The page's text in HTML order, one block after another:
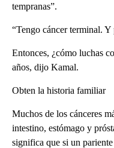
tempranas”.
“Tengo cáncer terminal.
Entonces, ¿cómo luchas
años, dijo Kamal.
Obten la historia familiar
Muchos de los cánceres
intestino, estómago y
significa que si un